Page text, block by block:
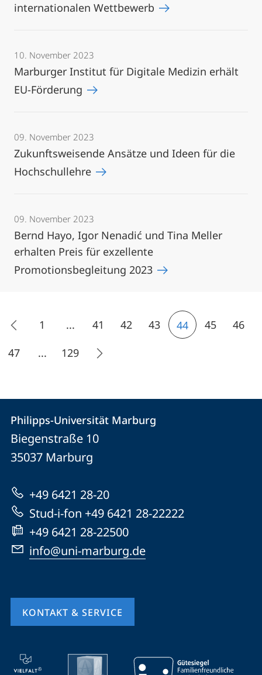
internationalen Wettbewerb
10. November 2023
Marburger Institut für Digitale Medizin erhält
EU-Förderung
09. November 2023
Zukunftsweisende Ansätze und Ideen für die
Hochschullehre
09. November 2023
Bernd Hayo, Igor Nenadić und Tina Meller
erhalten Preis für exzellente
Promotionsbegleitung 2023
1 ... 41 42 43 44 45
46
47
... 129
Kontakt
und
Informationen
zur
Website
Kontaktinformationen
Philipps-
Universität
Marburg
Philipps-Universität Marburg
Biegenstraße 10
35037 Marburg
+49 6421 28-20
Stud-i-fon +49 6421 28-22222
+49 6421 28-22500
info@uni-marburg.de
KONTAKT & SERVICE
Mobile-